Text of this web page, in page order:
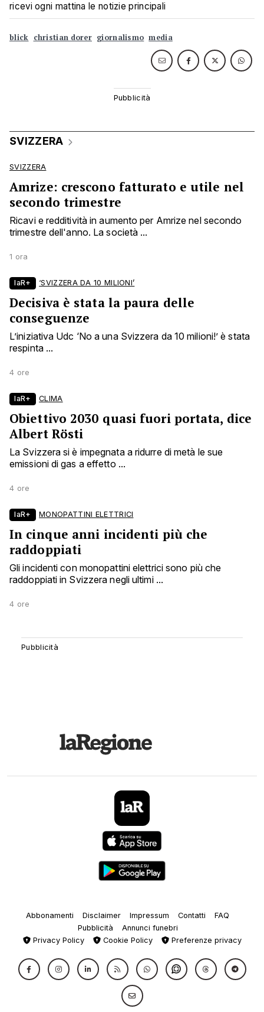
ricevi ogni mattina le notizie principali
blick christian dorer giornalismo media
SVIZZERA
SVIZZERA
Amrize: crescono fatturato e utile nel
secondo trimestre
Ricavi e redditività in aumento per Amrize nel secondo
trimestre dell'anno. La società ...
1 ora
laR+ ‘SVIZZERA DA 10 MILIONI’
Decisiva è stata la paura delle
conseguenze
L’iniziativa Udc ‘No a una Svizzera da 10 milioni!’ è stata
respinta ...
4 ore
laR+ CLIMA
Obiettivo 2030 quasi fuori portata, dice
Albert Rösti
La Svizzera si è impegnata a ridurre di metà le sue
emissioni di gas a effetto ...
4 ore
laR+ MONOPATTINI ELETTRICI
In cinque anni incidenti più che
raddoppiati
Gli incidenti con monopattini elettrici sono più che
raddoppiati in Svizzera negli ultimi ...
4 ore
Abbonamenti Disclaimer Impressum Contatti
FAQ
Pubblicità
Annunci funebri
Privacy Policy
Cookie Policy Preferenze privacy